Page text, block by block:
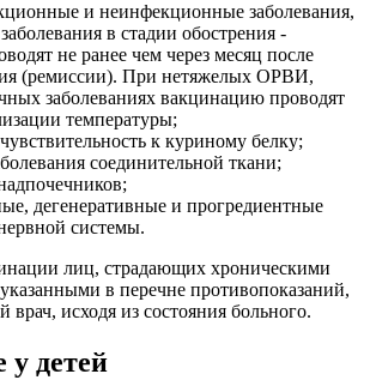
и неинфекционные заболевания,
в стадии обострения -
не ранее чем через месяц после
(ремиссии). При нетяжелых ОРВИ,
заболеваниях вакцинацию проводят
температуры;
к куриному белку;
соединительной ткани;
дегенеративные и прогредиентные
системы.
лиц, страдающих хроническими
в перечне противопоказаний,
врач, исходя из состояния больного.
детей